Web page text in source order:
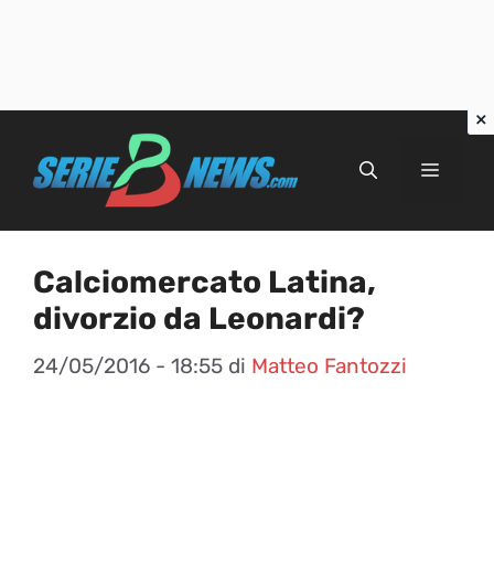
Menu
Calciomercato Latina,
divorzio da Leonardi?
24/05/2016 - 18:55 di Matteo Fantozzi